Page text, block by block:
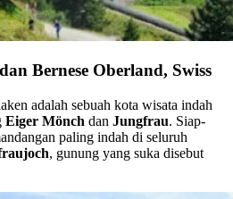
Bernese Oberland, Swiss
adalah sebuah kota wisata indah
Eiger Mönch dan Jungfrau. Siap-
paling indah di seluruh
, gunung yang suka disebut